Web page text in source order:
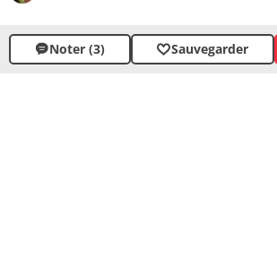
Noter (3) Sauvegarder